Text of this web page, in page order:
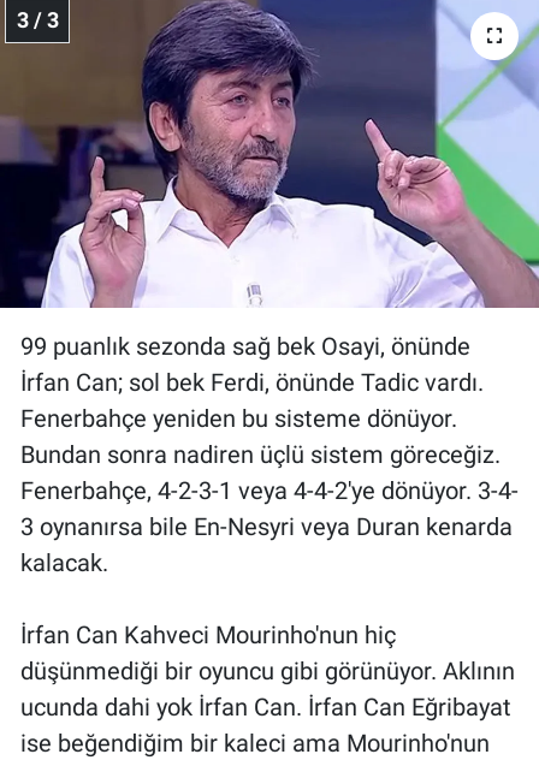
3 / 3
99 puanlık sezonda sağ bek Osayi, önünde
İrfan Can; sol bek Ferdi, önünde Tadic vardı.
Fenerbahçe yeniden bu sisteme dönüyor.
Bundan sonra nadiren üçlü sistem göreceğiz.
Fenerbahçe, 4-2-3-1 veya 4-4-2'ye dönüyor. 3-4-
3 oynanırsa bile En-Nesyri veya Duran kenarda
kalacak.
İrfan Can Kahveci Mourinho'nun hiç
düşünmediği bir oyuncu gibi görünüyor. Aklının
ucunda dahi yok İrfan Can. İrfan Can Eğribayat
ise beğendiğim bir kaleci ama Mourinho'nun